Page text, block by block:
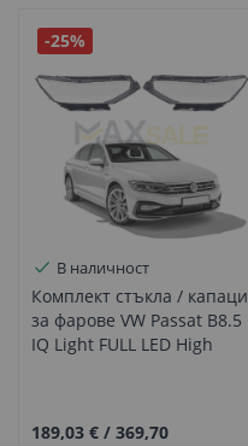
-25%
В наличност
Комплект стъкла / капаци
за фарове VW Passat B8.5
IQ Light FULL LED High
189,03 € / 369,70